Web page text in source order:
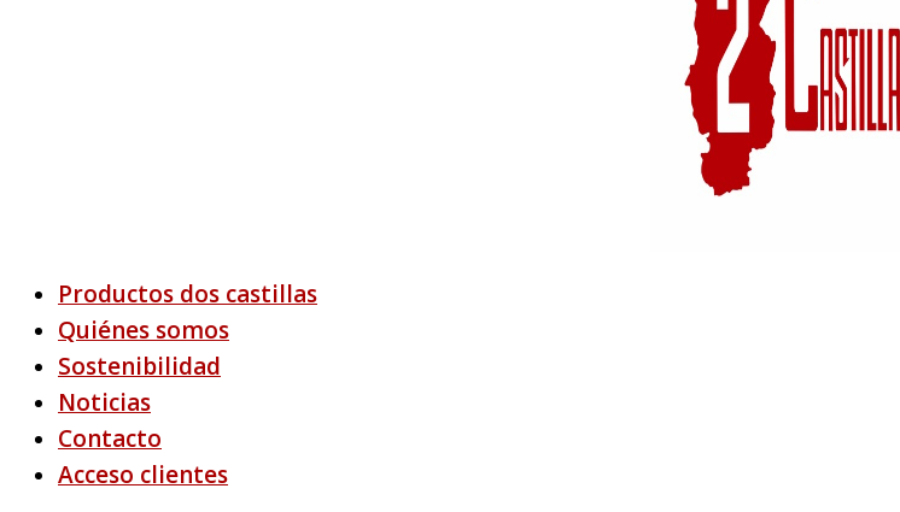
Productos dos castillas
Quiénes somos
Sostenibilidad
Noticias
Contacto
Acceso clientes